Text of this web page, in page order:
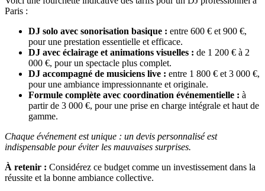
Paris :
DJ solo avec sonorisation basique : entre 600 € et 900 €,
pour une prestation essentielle et efficace.
DJ avec éclairage et animations visuelles : de 1 200 € à 2
000 €, pour un spectacle plus complet.
DJ accompagné de musiciens live : entre 1 800 € et 3 000 €,
pour une ambiance impressionnante et originale.
Formule complète avec coordination événementielle : à
partir de 3 000 €, pour une prise en charge intégrale et haut de
gamme.
Chaque événement est unique : un devis personnalisé est
indispensable pour éviter les mauvaises surprises.
À retenir : Considérez ce budget comme un investissement dans la
réussite et la bonne ambiance collective.